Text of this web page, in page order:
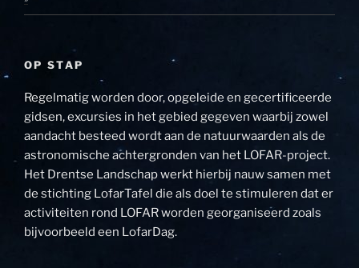
OP STAP
Regelmatig worden door, opgeleide en gecertificeerde
gidsen, excursies in het gebied gegeven waarbij zowel
aandacht besteed wordt aan de natuurwaarden als de
astronomische achtergronden van het LOFAR-project.
Het Drentse Landschap werkt hierbij nauw samen met
de stichting LofarTafel die als doel te stimuleren dat er
activiteiten rond LOFAR worden georganiseerd zoals
bijvoorbeeld een LofarDag.